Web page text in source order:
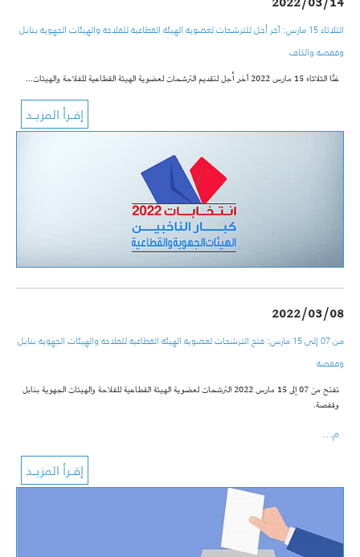
الثلاثاء 15 مارس: اَخر أجل للترشحات لعضوية الهيئة القطاعية للفلاحة والهيئات الجهوية بنابل
وقفصة والكاف
غدًا الثلاثاء 15 مارس 2022 اَخر أجل لتقديم الترشحات لعضوية الهيئة القطاعية للفلاحة والهيئات…
2022/03/08
من 07 إلى 15 مارس: فتح الترشحات لعضوية الهيئة القطاعية للفلاحة والهيئات الجهوية بنابل
وقفصة
تفتح من 07 إلى 15 مارس 2022 الترشحات لعضوية الهيئة القطاعية للفلاحة والهيئات الجهوية بنابل
وقفصة.
م…